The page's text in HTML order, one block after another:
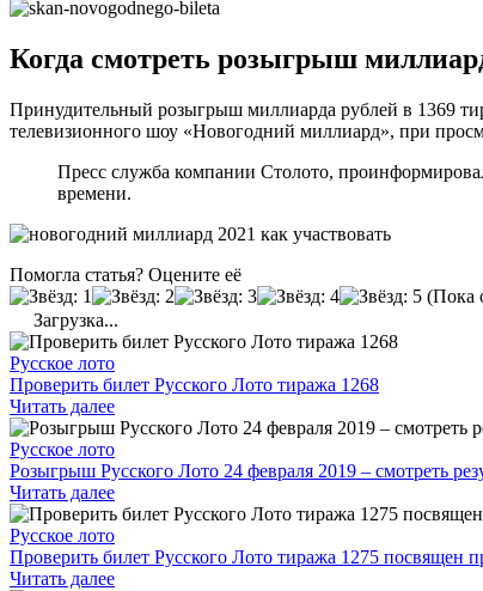
Когда смотреть розыгрыш
Принудительный розыгрыш миллиарда рублей в 1369
телевизионного шоу «Новогодний миллиард», при
Пресс служба компании Столото,
времени.
Помогла статья? Оцените её
(Пока
Загрузка...
Русское лото
Проверить билет Русского Лото тиража 1268
Читать далее
Русское лото
Розыгрыш Русского Лото 24 февраля 2019 – смотреть
Читать далее
Русское лото
Проверить билет Русского Лото тиража 1275
Читать далее